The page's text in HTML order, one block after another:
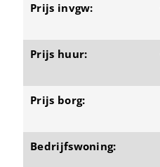
Prijs invgw:
Prijs huur:
Prijs borg:
Bedrijfswoning: